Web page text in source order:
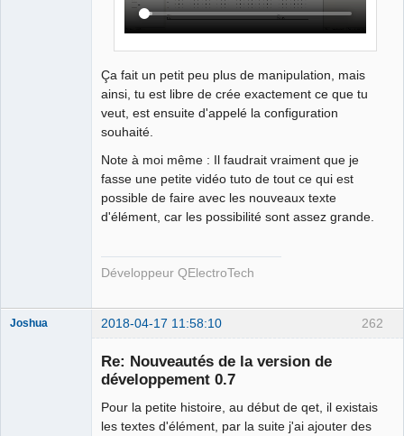
Ça fait un petit peu plus de manipulation, mais
ainsi, tu est libre de crée exactement ce que tu
veut, est ensuite d'appelé la configuration
souhaité.
Note à moi même : Il faudrait vraiment que je
fasse une petite vidéo tuto de tout ce qui est
possible de faire avec les nouveaux texte
d'élément, car les possibilité sont assez grande.
Développeur QElectroTech
262
Joshua 2018-04-17 11:58:10
Re: Nouveautés de la version de
développement 0.7
Pour la petite histoire, au début de qet, il existais
les textes d'élément, par la suite j'ai ajouter des